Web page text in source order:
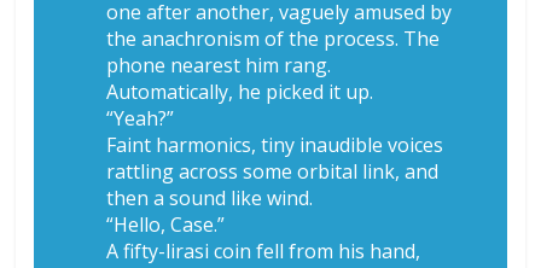
one after another, vaguely amused by
the anachronism of the process. The
phone nearest him rang.
Automatically, he picked it up.
“Yeah?”
Faint harmonics, tiny inaudible voices
rattling across some orbital link, and
then a sound like wind.
“Hello, Case.”
A fifty-lirasi coin fell from his hand,